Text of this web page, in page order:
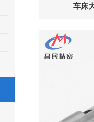
车床